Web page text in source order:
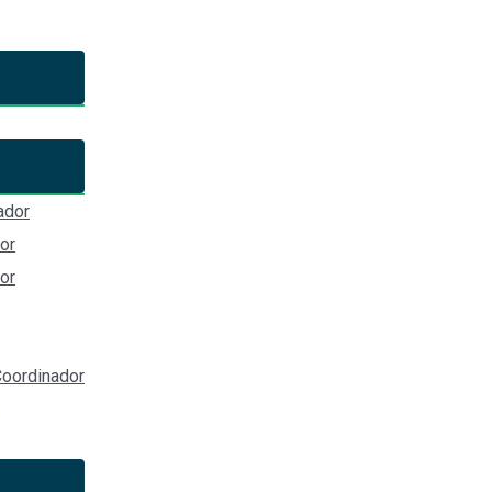
al Comité Coordinador para establecer las bases de su
Sistema Anticorrupción del Estado de Jalisco, Capítulo II.
de Jalisco con Sistemas Municipales Anticorrupción